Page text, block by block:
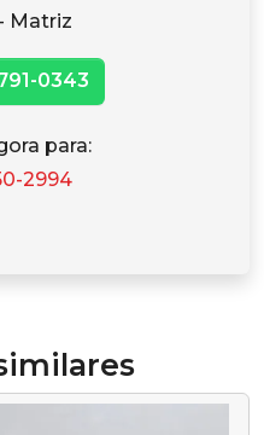
Matriz
0343
para:
2994